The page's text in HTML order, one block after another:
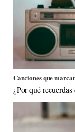
Canciones que
¿Por qué